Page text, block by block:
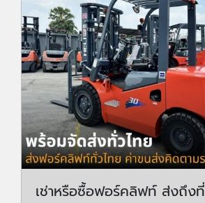
เช่าหรือซื้อฟอร์คลิฟท์ ส่งถึงที่